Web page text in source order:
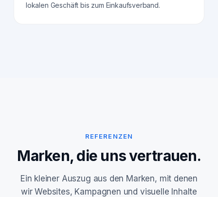
lokalen Geschäft bis zum Einkaufsverband.
REFERENZEN
Marken, die uns vertrauen.
Ein kleiner Auszug aus den Marken, mit denen
wir Websites, Kampagnen und visuelle Inhalte